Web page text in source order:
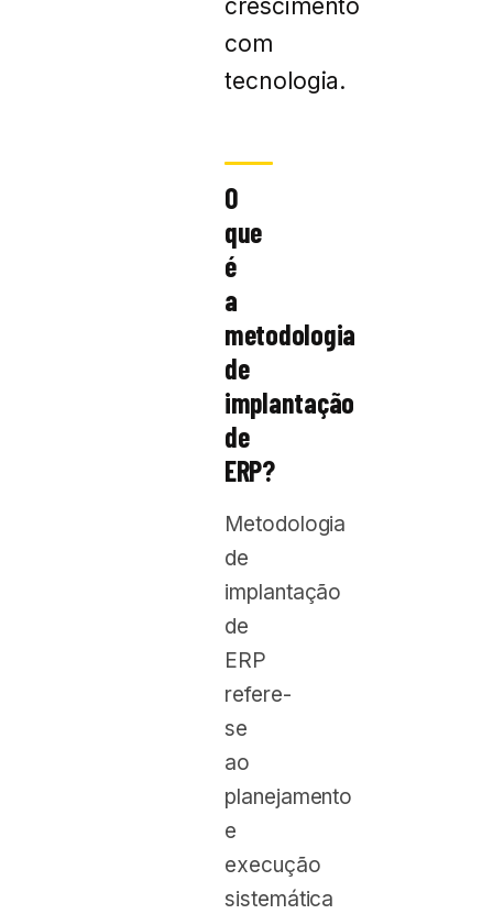
crescimento
com
tecnologia.
O
que
é
a
metodologia
de
implantação
de
ERP?
Metodologia
de
implantação
de
ERP
refere-
se
ao
planejamento
e
execução
sistemática